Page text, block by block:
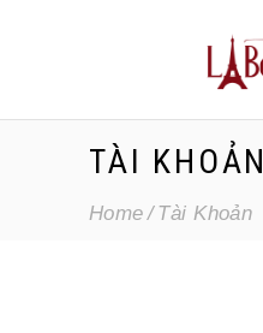
TÀI KHOẢN
Home Tài Khoản